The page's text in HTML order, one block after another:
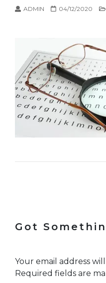
ADMIN 04/12/2020
Got
Your email address
Required fields are